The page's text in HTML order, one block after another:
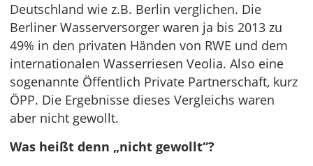
Deutschland wie z.B. Berlin verglichen. Die
Berliner Wasserversorger waren ja bis 2013 zu
49% in den privaten Händen von RWE und dem
internationalen Wasserriesen Veolia. Also eine
sogenannte Öffentlich Private Partnerschaft, kurz
ÖPP. Die Ergebnisse dieses Vergleichs waren
aber nicht gewollt.
Was heißt denn „nicht gewollt“?